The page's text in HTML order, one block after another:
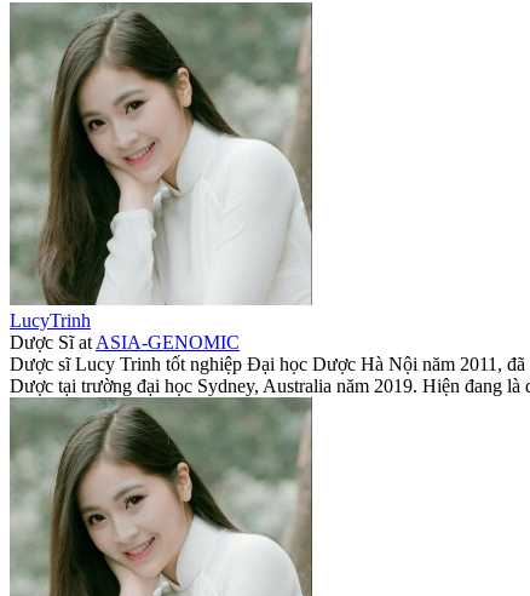
LucyTrinh
Dược SĩatASIA-GENOMIC
Dược sĩ Lucy Trinh tốt nghiệp Đại học Dược Hà Nội năm 2011,
Dược tại trường đại học Sydney, Australia năm 2019. Hiện đang